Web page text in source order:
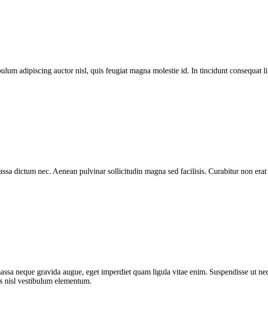
adipiscing auctor nisl, quis feugiat magna molestie id. In tincidunt consequat
dictum nec. Aenean pulvinar sollicitudin magna sed facilisis. Curabitur non
neque gravida augue, eget imperdiet quam ligula vitae enim. Suspendisse ut
nisl vestibulum elementum.